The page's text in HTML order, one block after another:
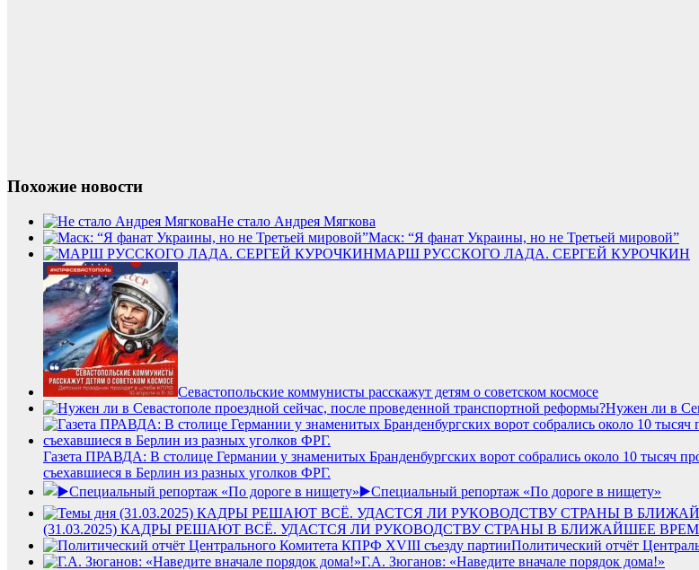
Похожие новости
Не стало Андрея Мягкова
Маск: “Я фанат Украины, но не Третьей мировой”
МАРШ РУССКОГО ЛАДА. СЕРГЕЙ КУРОЧКИН
Севастопольские коммунисты расскажут детям о советском космосе
Нужен ли в
Газета ПРАВДА: В столице Германии у знаменитых Бранденбургских ворот собрались около 10 тысяч
съехавшиеся в Берлин из разных уголков ФРГ.
▶️Специальный репортаж «По дороге в нищету»
(31.03.2025) КАДРЫ РЕШАЮТ ВСЁ. УДАСТСЯ ЛИ РУКОВОДСТВУ СТРАНЫ В БЛИЖАЙШЕЕ
Политический отчёт
Г.А. Зюганов: «Наведите вначале порядок дома!»